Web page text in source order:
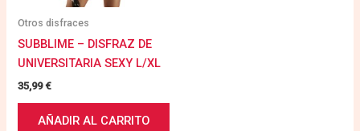
Otros disfraces
SUBBLIME – DISFRAZ DE
UNIVERSITARIA SEXY L/XL
35,99€
AÑADIR AL CARRITO